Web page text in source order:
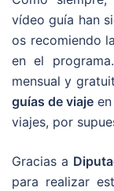
vídeo guía han
os recomiendo
en el
mensual y
guías de viaje
viajes, por
Gracias a
para realizar